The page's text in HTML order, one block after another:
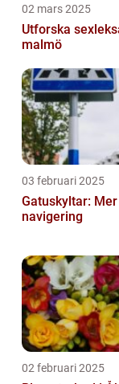
02 mars 2025
Utforska
malmö
03 februari 2025
Gatuskyltar:
navigering
02 februari 2025